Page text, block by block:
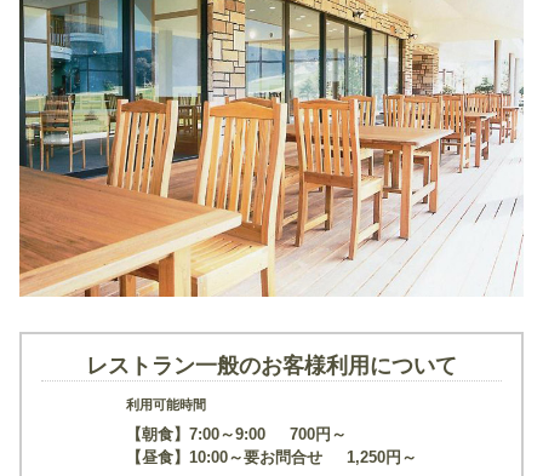
レストラン一般のお客様利用について
利用可能時間
【朝食】7:00～9:00
700円～
【昼食】10:00～要お問合せ
1,250円～